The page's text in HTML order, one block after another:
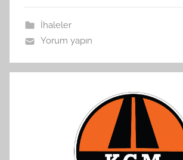
İhaleler
Yorum yapın